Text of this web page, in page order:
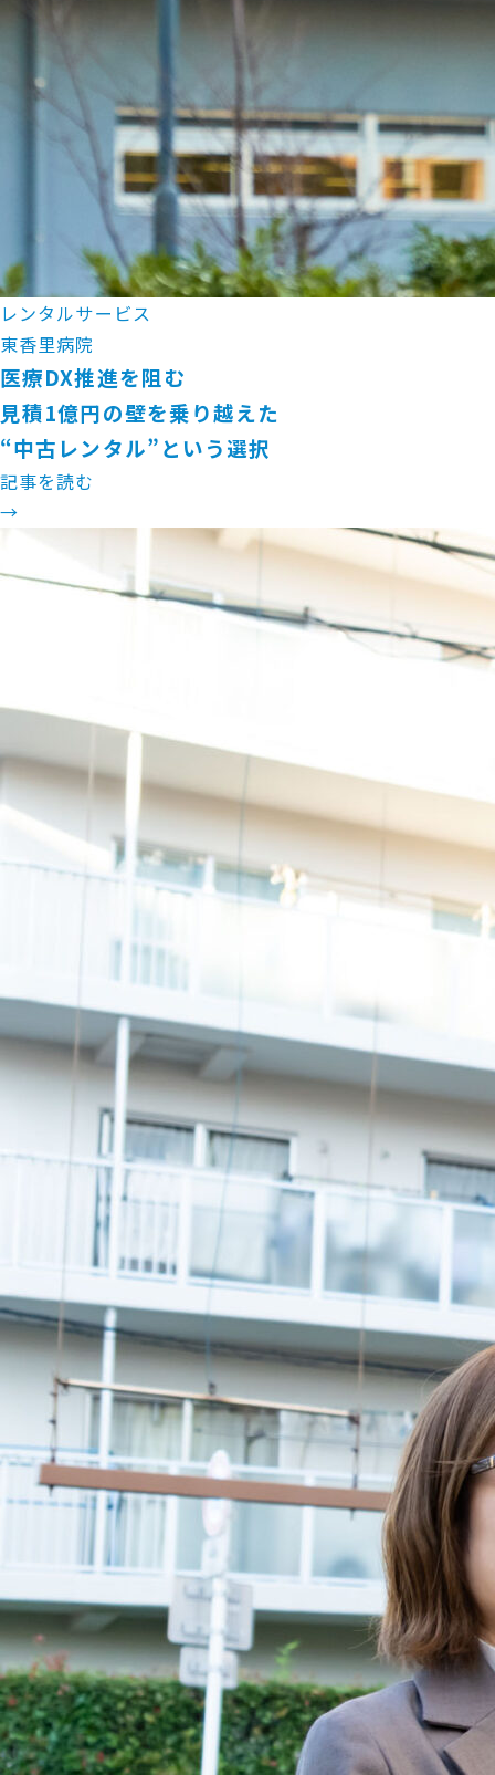
レンタルサービス
東香里病院
医療DX推進を阻む
見積1億円の壁を乗り越えた
“中古レンタル”という選択
記事を読む
→